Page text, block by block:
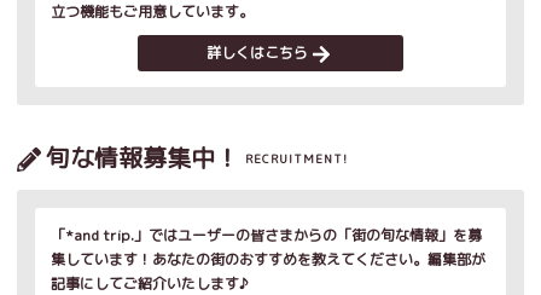
立つ機能もご用意しています。
詳しくはこちら
旬な情報募集中！ RECRUITMENT!
「*and trip.」ではユーザーの皆さまからの「街の旬な情報」を募
集しています！あなたの街のおすすめを教えてください。編集部が
記事にしてご紹介いたします♪